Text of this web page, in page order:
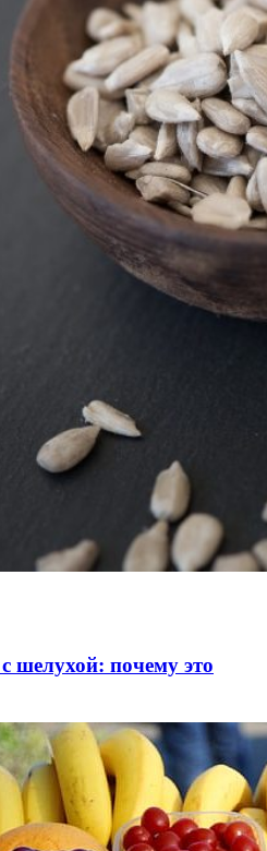
шелухой: почему это